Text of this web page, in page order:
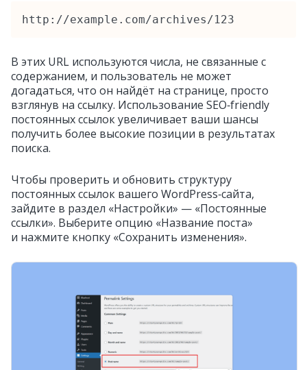
http://example.com/archives/123
В этих URL используются числа, не связанные с
содержанием, и пользователь не может
догадаться, что он найдёт на странице, просто
взглянув на ссылку. Использование SEO‑friendly
постоянных ссылок увеличивает ваши шансы
получить более высокие позиции в результатах
поиска.
Чтобы проверить и обновить структуру
постоянных ссылок вашего WordPress‑сайта,
зайдите в раздел «Настройки» — «Постоянные
ссылки». Выберите опцию «Название поста»
и нажмите кнопку «Сохранить изменения».